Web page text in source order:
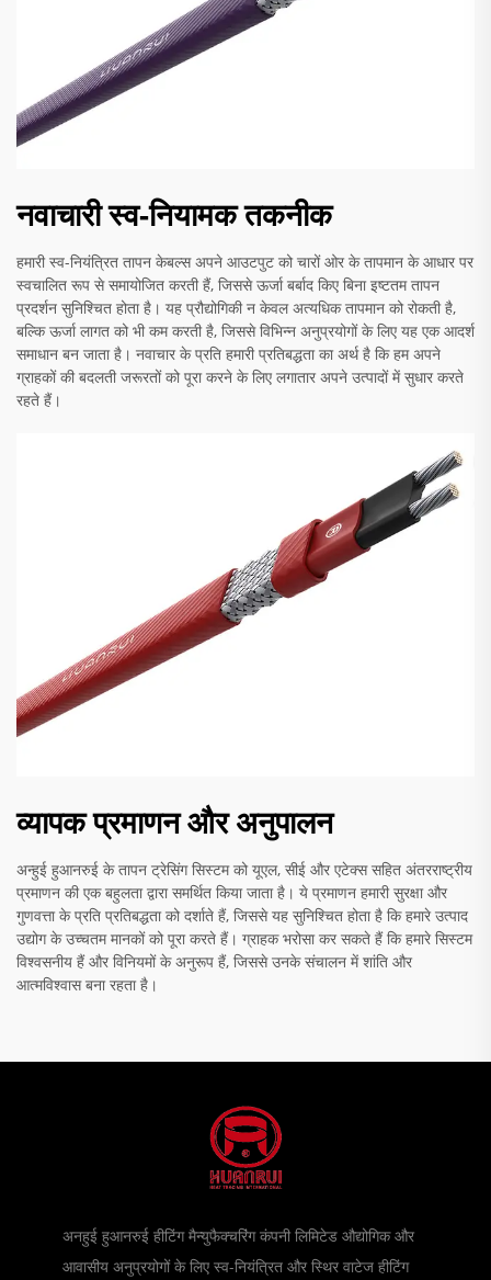
नवाचारी स्व-नियामक तकनीक
हमारी स्व-नियंत्रित तापन केबल्स अपने आउटपुट को चारों ओर के तापमान के आधार पर
स्वचालित रूप से समायोजित करती हैं, जिससे ऊर्जा बर्बाद किए बिना इष्टतम तापन
प्रदर्शन सुनिश्चित होता है। यह प्रौद्योगिकी न केवल अत्यधिक तापमान को रोकती है,
बल्कि ऊर्जा लागत को भी कम करती है, जिससे विभिन्न अनुप्रयोगों के लिए यह एक आदर्श
समाधान बन जाता है। नवाचार के प्रति हमारी प्रतिबद्धता का अर्थ है कि हम अपने
ग्राहकों की बदलती जरूरतों को पूरा करने के लिए लगातार अपने उत्पादों में सुधार करते
रहते हैं।
व्यापक प्रमाणन और अनुपालन
अन्हुई हुआनरुई के तापन ट्रेसिंग सिस्टम को यूएल, सीई और एटेक्स सहित अंतरराष्ट्रीय
प्रमाणन की एक बहुलता द्वारा समर्थित किया जाता है। ये प्रमाणन हमारी सुरक्षा और
गुणवत्ता के प्रति प्रतिबद्धता को दर्शाते हैं, जिससे यह सुनिश्चित होता है कि हमारे उत्पाद
उद्योग के उच्चतम मानकों को पूरा करते हैं। ग्राहक भरोसा कर सकते हैं कि हमारे सिस्टम
विश्वसनीय हैं और विनियमों के अनुरूप हैं, जिससे उनके संचालन में शांति और
आत्मविश्वास बना रहता है।
अनहुई हुआनरुई हीटिंग मैन्युफैक्चरिंग कंपनी लिमिटेड औद्योगिक और
आवासीय अनुप्रयोगों के लिए स्व-नियंत्रित और स्थिर वाटेज हीटिंग